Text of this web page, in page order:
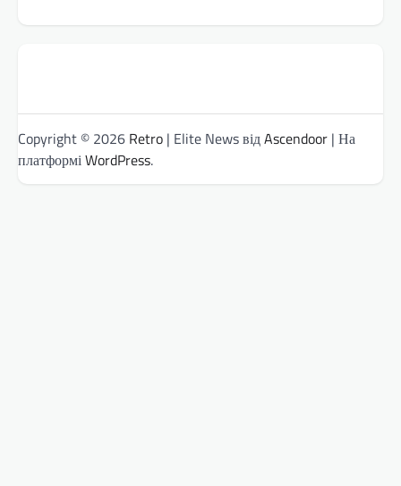
Copyright © 2026 Retro | Elite News відAscendoor | На
платформіWordPress.